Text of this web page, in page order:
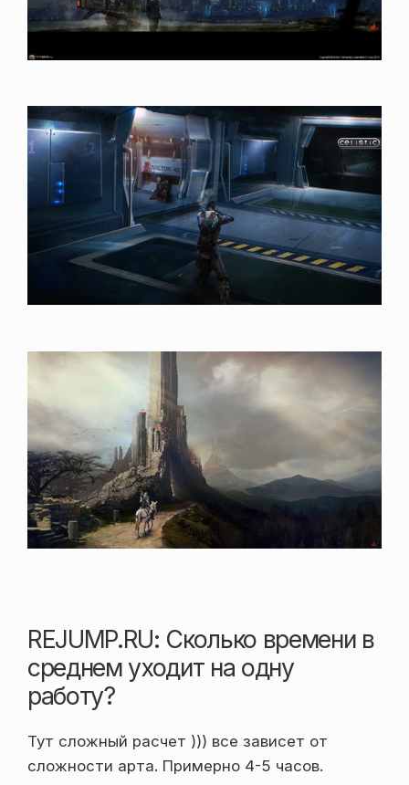
REJUMP.RU: Сколько времени в
среднем уходит на одну
работу?
Тут сложный расчет ))) все зависет от
сложности арта. Примерно 4-5 часов.